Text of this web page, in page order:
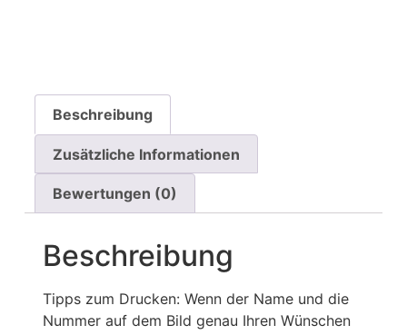
Beschreibung
Zusätzliche Informationen
Bewertungen (0)
Beschreibung
Tipps zum Drucken: Wenn der Name und die
Nummer auf dem Bild genau Ihren Wünschen